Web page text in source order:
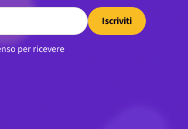
Iscriviti
per ricevere